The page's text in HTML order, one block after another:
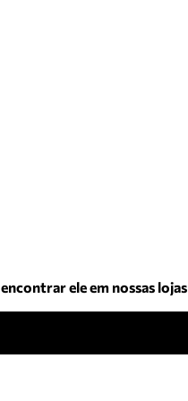
encontrar ele em nossas lojas